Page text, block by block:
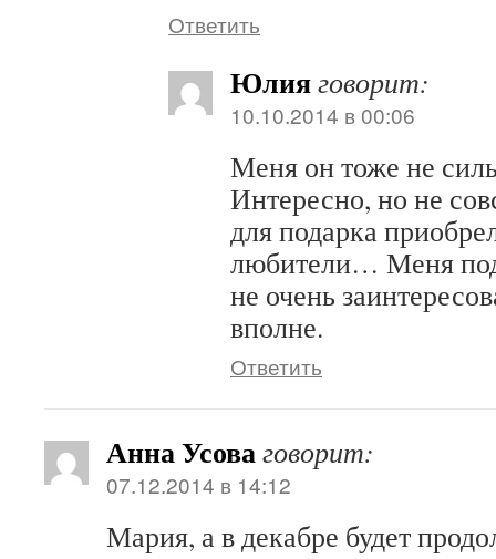
Ответить
Юлияговорит:
10.10.2014 в 00:06
Меня он тоже не
Интересно, но не
для подарка
любители… Меня
не очень
вполне.
Ответить
Анна Усоваговорит:
07.12.2014 в 14:12
Мария, а в декабре будет